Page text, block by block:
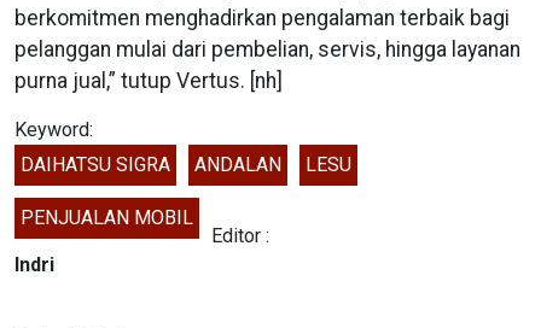
berkomitmen menghadirkan pengalaman terbaik bagi
pelanggan mulai dari pembelian, servis, hingga layanan
purna jual,” tutup Vertus. [nh]
Keyword:
DAIHATSU SIGRA
ANDALAN LESU
PENJUALAN MOBIL
Editor :
Indri